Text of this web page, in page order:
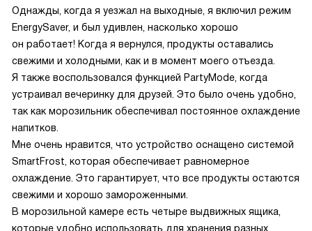
Однажды, когда я уезжал на выходные, я включил режим
EnergySaver, и был удивлен, насколько хорошо
он работает! Когда я вернулся, продукты оставались
свежими и холодными, как и в момент моего отъезда.
Я также воспользовался функцией PartyMode, когда
устраивал вечеринку для друзей. Это было очень удобно,
так как морозильник обеспечивал постоянное охлаждение
напитков.
Мне очень нравится, что устройство оснащено системой
SmartFrost, которая обеспечивает равномерное
охлаждение. Это гарантирует, что все продукты остаются
свежими и хорошо замороженными.
В морозильной камере есть четыре выдвижных ящика,
которые удобно использовать для хранения разных